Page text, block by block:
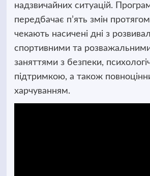
надзвичайних ситуацій.
передбачає п’ять змін протягом
чекають насичені дні з
спортивними та
заняттями з безпеки,
підтримкою, а також
харчуванням.